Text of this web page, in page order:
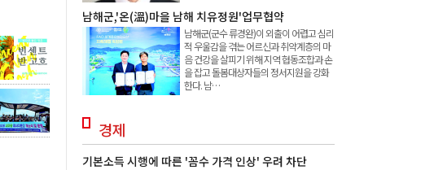
남해군,'온(溫)마을 남해 치유정원'업무협약
남해군(군수 류경완)이 외출이 어렵고 심리
적 우울감을 겪는 어르신과 취약계층의 마
음 건강을 살피기 위해 지역 협동조합과 손
을 잡고 돌봄대상자들의 정서지원을 강화
한다. 남…
경제
기본소득 시행에 따른 '꼼수 가격 인상' 우려 차단